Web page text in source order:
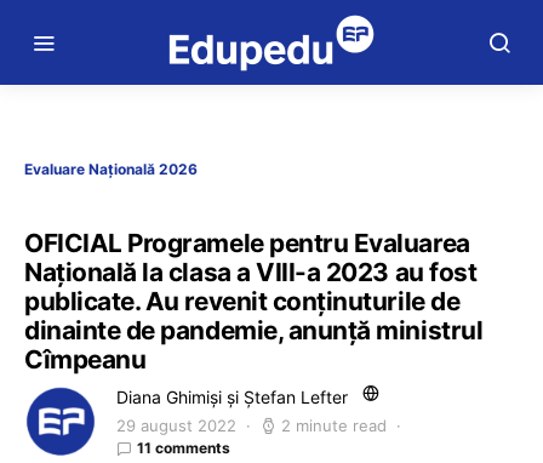
Evaluare Națională 2026
OFICIAL Programele pentru Evaluarea
Națională la clasa a VIII-a 2023 au fost
publicate. Au revenit conținuturile de
dinainte de pandemie, anunță ministrul
Cîmpeanu
Diana Ghimiși și Ștefan Lefter
29 august 2022 2 minute read
11 comments